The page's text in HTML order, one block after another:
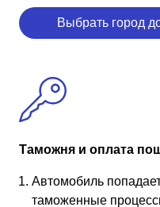
Выбрать город
Таможня и оплата
Автомобиль
таможенные